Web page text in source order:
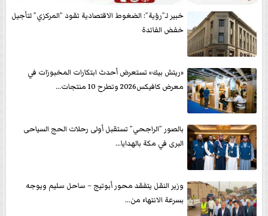
خبير لـ”رؤية”: الضغوط الاقتصادية تقود ”المركزي” لتأجيل
خفض الفائدة
«ريتش بيك» تستعرض أحدث ابتكارات المخبوزات في
معرض كافيكس2026 وتطرح 10 منتجات...
بالصور ”الراجحي” تستقبل أولى رحلات الحج السياحى
البرى في مكة بالهدايا...
وزير النقل يتفقد محور أبوتيج – ساحل سليم ويوجه
بسرعة الانتهاء من...